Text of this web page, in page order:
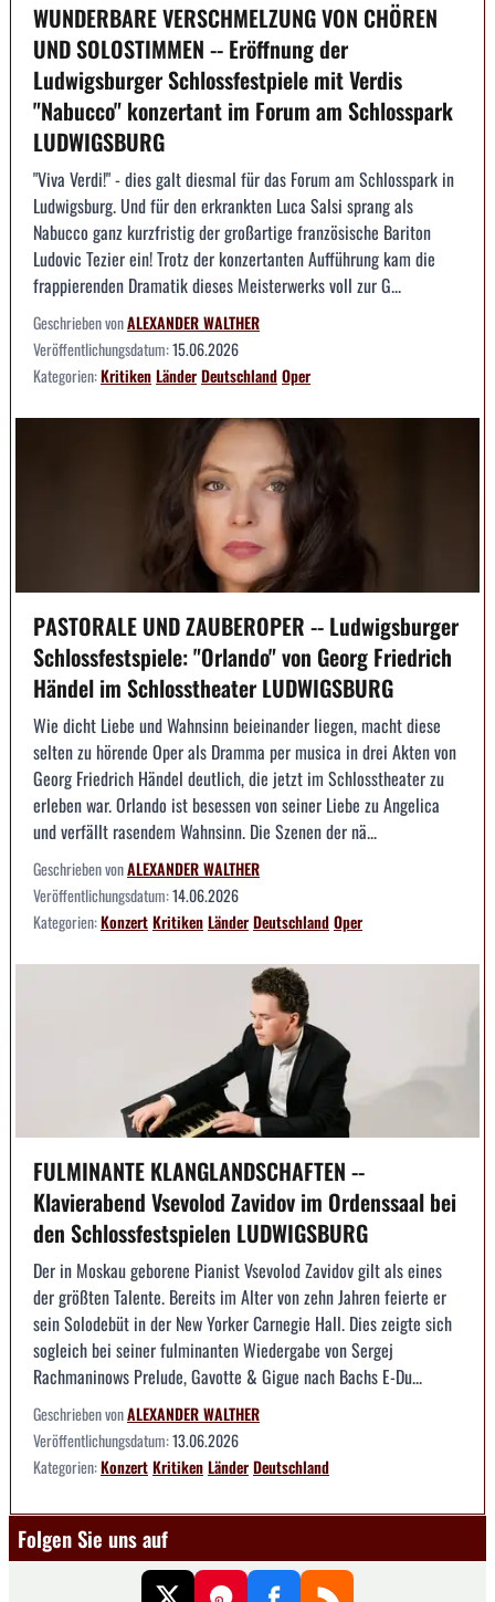
WUNDERBARE VERSCHMELZUNG VON CHÖREN
UND SOLOSTIMMEN -- Eröffnung der
Ludwigsburger Schlossfestpiele mit Verdis
"Nabucco" konzertant im Forum am Schlosspark
LUDWIGSBURG
"Viva Verdi!" - dies galt diesmal für das Forum am Schlosspark in
Ludwigsburg. Und für den erkrankten Luca Salsi sprang als
Nabucco ganz kurzfristig der großartige französische Bariton
Ludovic Tezier ein! Trotz der konzertanten Aufführung kam die
frappierenden Dramatik dieses Meisterwerks voll zur G...
Geschrieben vonALEXANDER WALTHER
Veröffentlichungsdatum:15.06.2026
Kategorien:KritikenLänderDeutschlandOper
PASTORALE UND ZAUBEROPER -- Ludwigsburger
Schlossfestspiele: "Orlando" von Georg Friedrich
Händel im Schlosstheater LUDWIGSBURG
Wie dicht Liebe und Wahnsinn beieinander liegen, macht diese
selten zu hörende Oper als Dramma per musica in drei Akten von
Georg Friedrich Händel deutlich, die jetzt im Schlosstheater zu
erleben war. Orlando ist besessen von seiner Liebe zu Angelica
und verfällt rasendem Wahnsinn. Die Szenen der nä...
Geschrieben vonALEXANDER WALTHER
Veröffentlichungsdatum:14.06.2026
Kategorien:KonzertKritikenLänderDeutschlandOper
FULMINANTE KLANGLANDSCHAFTEN --
Klavierabend Vsevolod Zavidov im Ordenssaal bei
den Schlossfestspielen LUDWIGSBURG
Der in Moskau geborene Pianist Vsevolod Zavidov gilt als eines
der größten Talente. Bereits im Alter von zehn Jahren feierte er
sein Solodebüt in der New Yorker Carnegie Hall. Dies zeigte sich
sogleich bei seiner fulminanten Wiedergabe von Sergej
Rachmaninows Prelude, Gavotte & Gigue nach Bachs E-Du...
Geschrieben vonALEXANDER WALTHER
Veröffentlichungsdatum:13.06.2026
Kategorien:KonzertKritikenLänderDeutschland
Folgen Sie uns auf